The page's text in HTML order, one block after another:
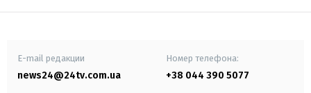
E-mail редакции
news24@24tv.com.ua
Номер телефона:
+38 044 390 5077